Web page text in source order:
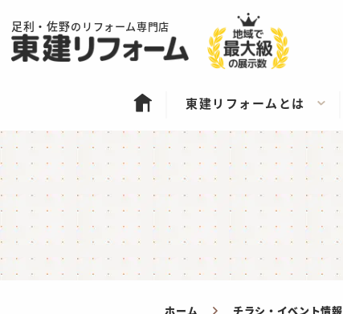
足利・佐野のリフォーム専門店
東建リフォームとは
ホーム チラシ・イベント情報